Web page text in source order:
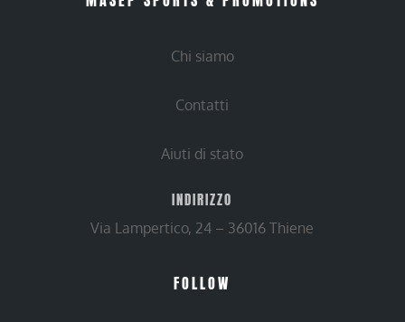
Chi siamo
Contatti
Aiuti di stato
INDIRIZZO
Via Lampertico, 24 – 36016 Thiene
FOLLOW